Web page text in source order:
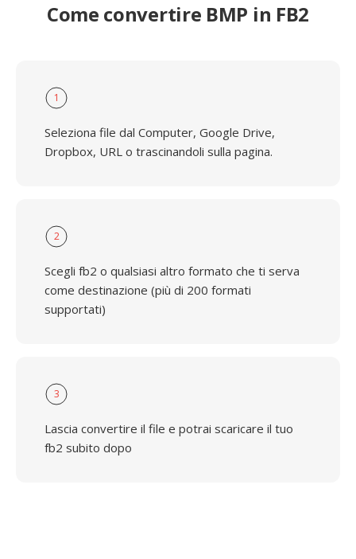
Come convertire BMP in FB2
1
Seleziona file dal Computer, Google Drive,
Dropbox, URL o trascinandoli sulla pagina.
2
Scegli fb2 o qualsiasi altro formato che ti serva
come destinazione (più di 200 formati
supportati)
3
Lascia convertire il file e potrai scaricare il tuo
fb2 subito dopo